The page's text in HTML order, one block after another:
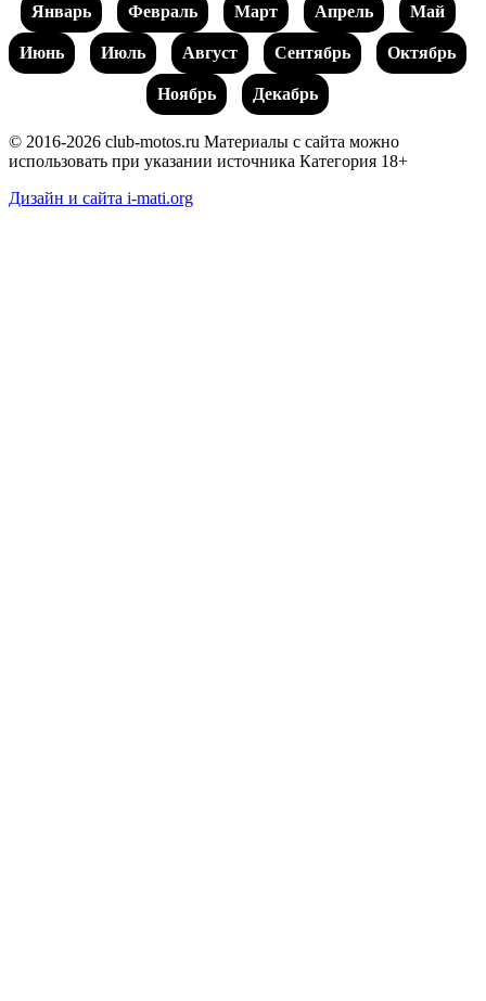
Январь Февраль Март Апрель Май
Июнь Июль Август Сентябрь Октябрь
Ноябрь Декабрь
© 2016-2026 club-motos.ru Материалы с сайта можно
использовать при указании источника Категория 18+
Дизайн и сайта i-mati.org